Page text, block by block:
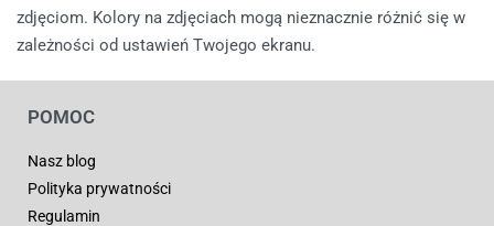
zdjęciom. Kolory na zdjęciach mogą nieznacznie różnić się w
zależności od ustawień Twojego ekranu.
POMOC
Nasz blog
Polityka prywatności
Regulamin